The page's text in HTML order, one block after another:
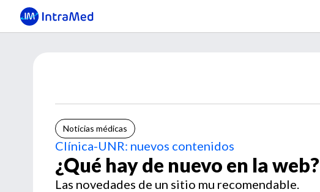
Noticias médicas
Clínica-UNR: nuevos contenidos
¿Qué hay de nuevo en la web?
Las novedades de un sitio mu recomendable.